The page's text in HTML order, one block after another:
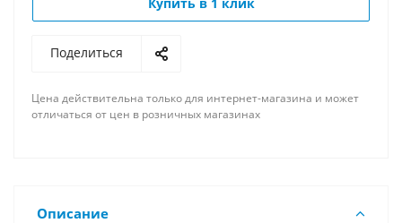
Поделиться
Цена действительна только для интернет-магазина и может
отличаться от цен в розничных магазинах
Описание